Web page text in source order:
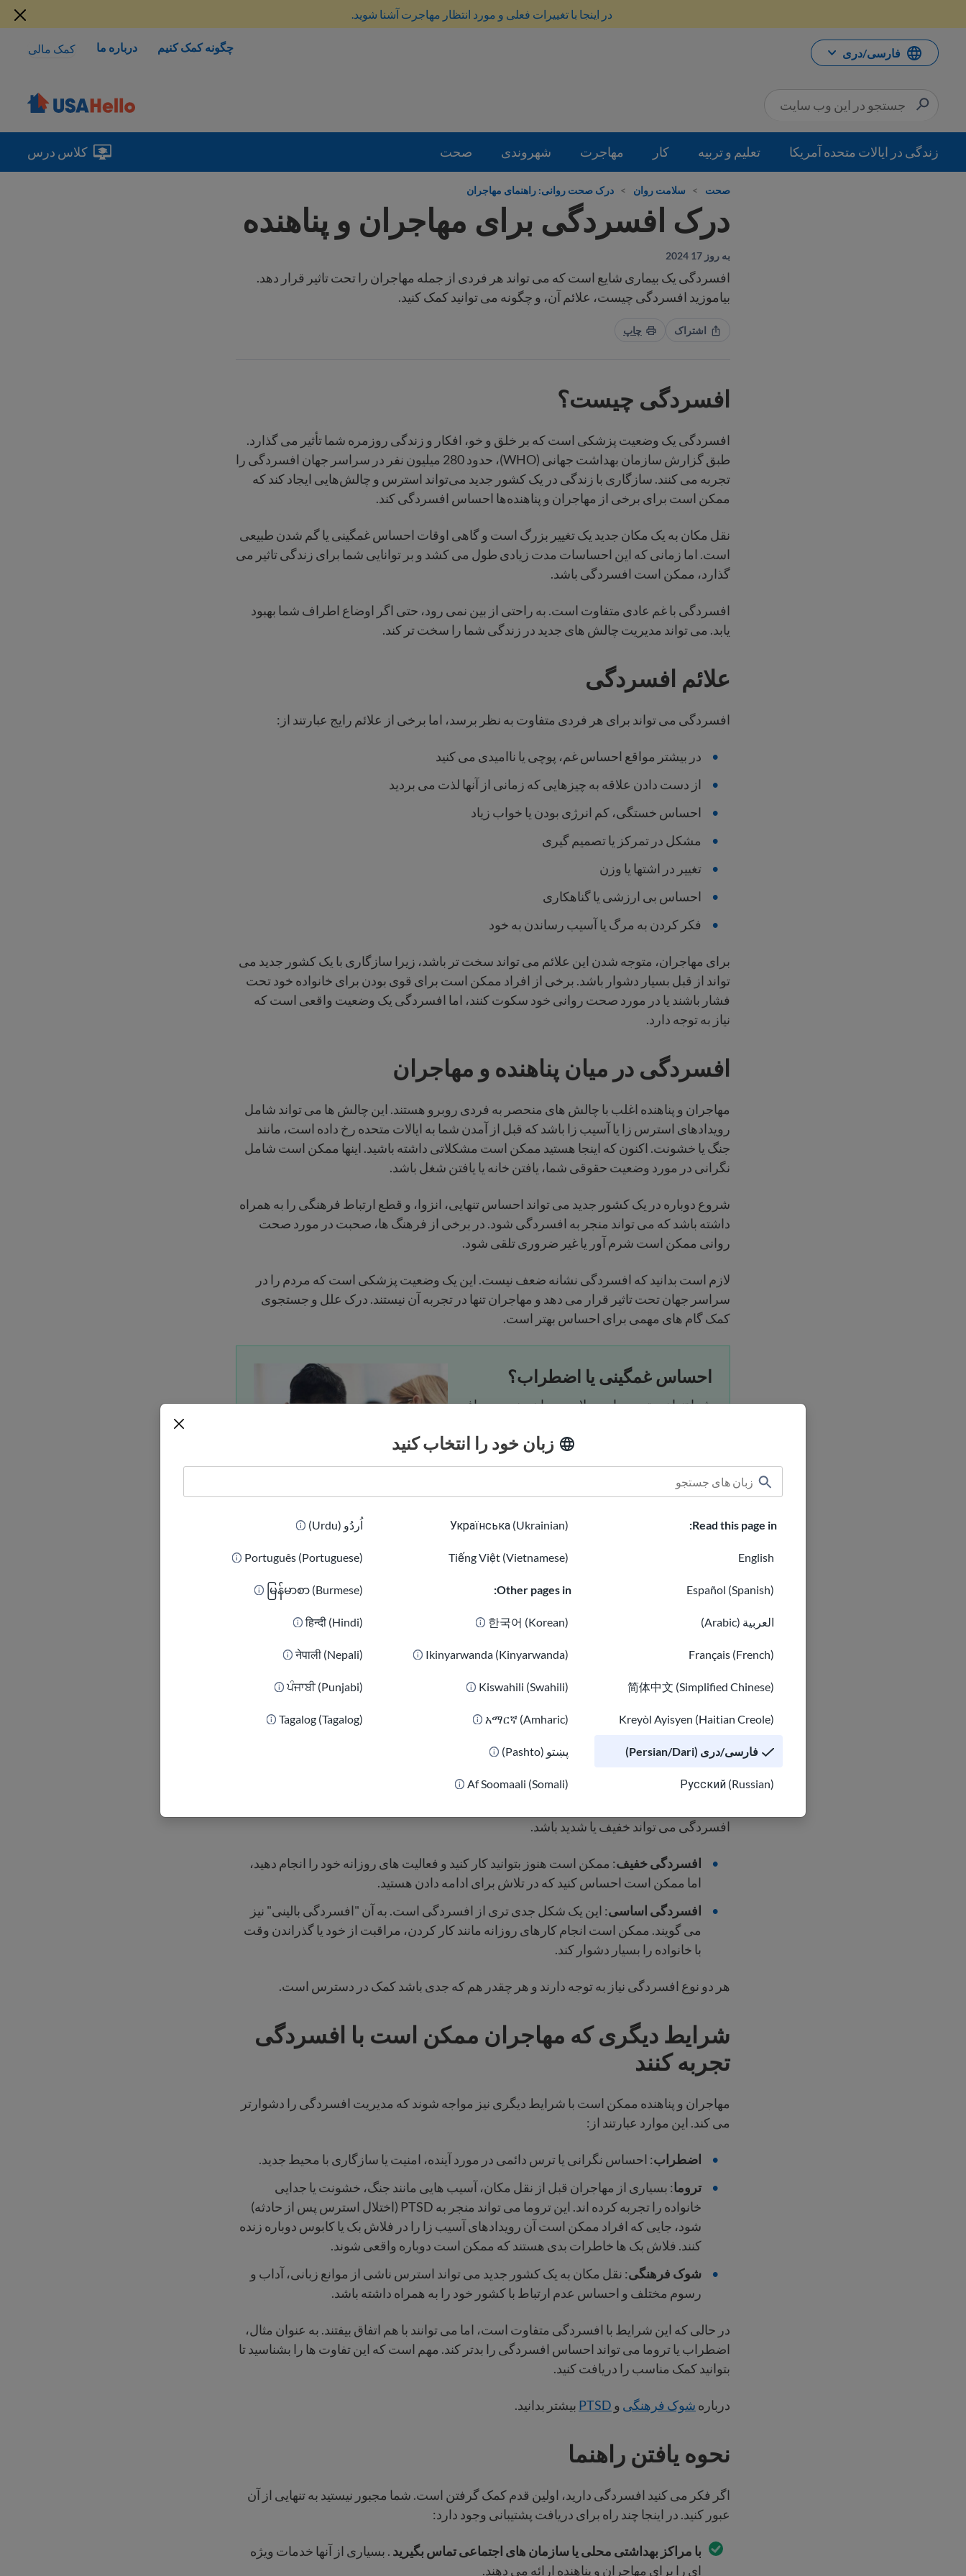
در اینجا با تغییرات فعلی و مورد انتظار مهاجرت آشنا شوید.
فارسی/دری چگونه کمک کنیم درباره ما کمک مالی
زندگی در ایالات متحده آمریکا تعلیم و تربیه کار مهاجرت شهروندی صحت کلاس درس
زبان خود را انتخاب کنید
Read this page in:
English
Español (Spanish)
العربية (Arabic)
Français (French)
简体中文 (Simplified Chinese)
Kreyòl Ayisyen (Haitian Creole)
فارسی/دری (Persian/Dari)
Русский (Russian)
Українська (Ukrainian)
Tiếng Việt (Vietnamese)
Other pages in:
한국어 (Korean)
Ikinyarwanda (Kinyarwanda)
Kiswahili (Swahili)
አማርኛ (Amharic)
پښتو (Pashto)
Af Soomaali (Somali)
اُردُو (Urdu)
Português (Portuguese)
မြန်မာစာ (Burmese)
हिन्दी (Hindi)
नेपाली (Nepali)
ਪੰਜਾਬੀ (Punjabi)
Tagalog (Tagalog)
صحت > سلامت روان > درک صحت روانی: راهنمای مهاجران
درک افسردگی برای مهاجران و پناهنده
به روز 17 2024
افسردگی یک بیماری شایع است که می تواند هر فردی از جمله مهاجران را تحت تاثیر قرار دهد.
بیاموزید افسردگی چیست، علائم آن، و چگونه می توانید کمک کنید.
اشتراک چاپ
افسردگی چیست؟
افسردگی یک وضعیت پزشکی است که بر خلق و خو، افکار و زندگی روزمره شما تأثیر می گذارد.
طبق گزارش سازمان بهداشت جهانی (WHO)، حدود 280 میلیون نفر در سراسر جهان افسردگی را
تجربه می کنند. سازگاری با زندگی در یک کشور جدید می‌تواند استرس و چالش‌هایی ایجاد کند که
ممکن است برای برخی از مهاجران و پناهنده‌ها احساس افسردگی کند.
نقل مکان به یک مکان جدید یک تغییر بزرگ است و گاهی اوقات احساس غمگینی یا گم شدن طبیعی
است. اما زمانی که این احساسات مدت زیادی طول می کشد و بر توانایی شما برای زندگی تاثیر می
گذارد، ممکن است افسردگی باشد.
افسردگی با غم عادی متفاوت است. به راحتی از بین نمی رود، حتی اگر اوضاع اطراف شما بهبود
یابد. می تواند مدیریت چالش های جدید در زندگی شما را سخت تر کند.
علائم افسردگی
افسردگی می تواند برای هر فردی متفاوت به نظر برسد، اما برخی از علائم رایج عبارتند از:
در بیشتر مواقع احساس غم، پوچی یا ناامیدی می کنید
از دست دادن علاقه به چیزهایی که زمانی از آنها لذت می بردید
احساس خستگی، کم انرژی بودن یا خواب زیاد
مشکل در تمرکز یا تصمیم گیری
تغییر در اشتها یا وزن
احساس بی ارزشی یا گناهکاری
فکر کردن به مرگ یا آسیب رساندن به خود
برای مهاجران، متوجه شدن این علائم می تواند سخت تر باشد، زیرا سازگاری با یک کشور جدید می
تواند از قبل بسیار دشوار باشد. برخی از افراد ممکن است برای قوی بودن برای خانواده خود تحت
فشار باشند یا در مورد صحت روانی خود سکوت کنند، اما افسردگی یک وضعیت واقعی است که
نیاز به توجه دارد.
افسردگی در میان پناهنده و مهاجران
مهاجران و پناهنده اغلب با چالش های منحصر به فردی روبرو هستند. این چالش ها می تواند شامل
رویدادهای استرس زا یا آسیب زا باشد که قبل از آمدن شما به ایالات متحده رخ داده است، مانند
جنگ یا خشونت. اکنون که اینجا هستید ممکن است مشکلاتی داشته باشید. اینها ممکن است شامل
نگرانی در مورد وضعیت حقوقی شما، یافتن خانه یا یافتن شغل باشد.
شروع دوباره در یک کشور جدید می تواند احساس تنهایی، انزوا، و قطع ارتباط فرهنگی را به همراه
داشته باشد که می تواند منجر به افسردگی شود. در برخی از فرهنگ ها، صحبت در مورد صحت
روانی ممکن است شرم آور یا غیر ضروری تلقی شود.
لازم است بدانید که افسردگی نشانه ضعف نیست. این یک وضعیت پزشکی است که مردم را در
سراسر جهان تحت تاثیر قرار می دهد و مهاجران تنها در تجربه آن نیستند. درک علل و جستجوی
کمک گام های مهمی برای احساس بهتر است.
احساس غمگینی یا اضطراب؟
شما تنها نیستید. درباره سلامت روان و نحوه دریافت
کمک را دریابید
انواع افسردگی
افسردگی می تواند خفیف یا شدید باشد.
افسردگی خفیف: ممکن است هنوز بتوانید کار کنید و فعالیت های روزانه خود را انجام دهید،
اما ممکن است احساس کنید که در تلاش برای ادامه دادن هستید.
افسردگی اساسی: این یک شکل جدی تری از افسردگی است. به آن "افسردگی بالینی" نیز
می گویند. ممکن است انجام کارهای روزانه مانند کار کردن، مراقبت از خود یا گذراندن وقت
با خانواده را بسیار دشوار کند.
هر دو نوع افسردگی نیاز به توجه دارند و هر چقدر هم که جدی باشد کمک در دسترس است.
شرایط دیگری که مهاجران ممکن است با افسردگی
تجربه کنند
مهاجران و پناهنده ممکن است با شرایط دیگری نیز مواجه شوند که مدیریت افسردگی را دشوارتر
می کند. این موارد عبارتند از:
اضطراب: احساس نگرانی یا ترس دائمی در مورد آینده، امنیت یا سازگاری با محیط جدید.
تروما: بسیاری از مهاجران قبل از نقل مکان، آسیب هایی مانند جنگ، خشونت یا جدایی
خانواده را تجربه کرده اند. این تروما می تواند منجر به PTSD (اختلال استرس پس از حادثه)
شود، جایی که افراد ممکن است آن رویدادهای آسیب زا را در فلاش بک یا کابوس دوباره زنده
کنند. فلاش بک ها خاطرات بدی هستند که ممکن است دوباره واقعی شوند.
شوک فرهنگی: نقل مکان به یک کشور جدید می تواند استرس ناشی از موانع زبانی، آداب و
رسوم مختلف و احساس عدم ارتباط با کشور خود را به همراه داشته باشد.
در حالی که این شرایط با افسردگی متفاوت است، اما می توانند با هم اتفاق بیفتند. به عنوان مثال،
اضطراب یا تروما می تواند احساس افسردگی را بدتر کند. مهم است که این تفاوت ها را بشناسید تا
بتوانید کمک مناسب را دریافت کنید.
درباره شوک فرهنگی و PTSD بیشتر بدانید.
نحوه یافتن راهنما
اگر فکر می کنید افسردگی دارید، اولین قدم کمک گرفتن است. شما مجبور نیستید به تنهایی از آن
عبور کنید. در اینجا چند راه برای دریافت پشتیبانی وجود دارد:
با مراکز بهداشتی محلی یا سازمان های اجتماعی تماس بگیرید . بسیاری از آنها خدمات ویژه
ای را برای مهاجران و پناهنده ارائه می دهند.